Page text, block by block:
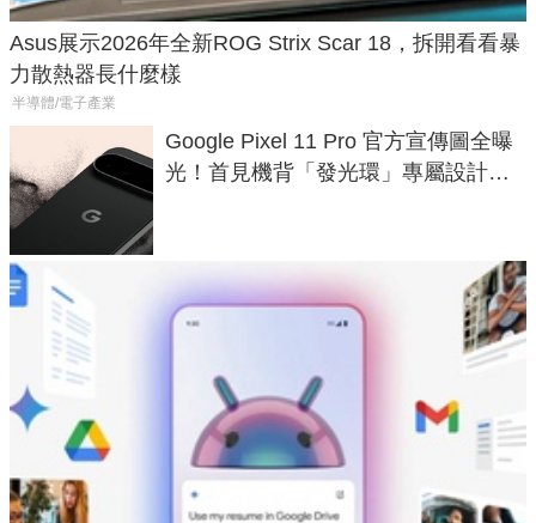
Asus展示2026年全新ROG Strix Scar 18，拆開看看暴
力散熱器長什麼樣
半導體/電子產業
Google Pixel 11 Pro 官方宣傳圖全曝
光！首見機背「發光環」專屬設計、